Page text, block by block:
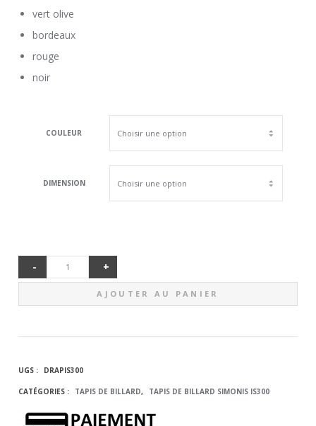
vert olive
bordeaux
rouge
noir
COULEUR
DIMENSION
- QUANTITÉ
DE TAPIS
SIMONIS
+
AJOUTER AU PANIER
UGS : DRAPIS300
CATÉGORIES : TAPIS DE BILLARD, TAPIS DE BILLARD SIMONIS IS300